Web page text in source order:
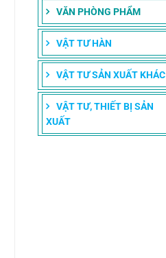
VĂN PHÒNG PHẨM
VẬT TƯ HÀN
VẬT TƯ SẢN XUẤT KHÁC
VẬT TƯ, THIẾT BỊ SẢN
XUẤT